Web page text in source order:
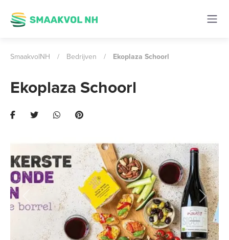
SmaakvolNH / Bedrijven / Ekoplaza Schoorl
Ekoplaza Schoorl
Previous Next